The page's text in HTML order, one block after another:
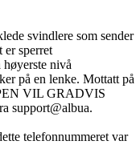
svindlere som sender
er sperret
nivå
på en lenke. Mottatt på
VIL GRADVIS
support@albua.
telefonnummeret var